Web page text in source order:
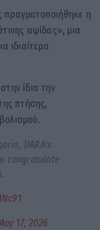
η
αψίδας», μια
ιδιαίτερα
ίδια την
πτήσης,
DARA’s
congratulate
17, 2026